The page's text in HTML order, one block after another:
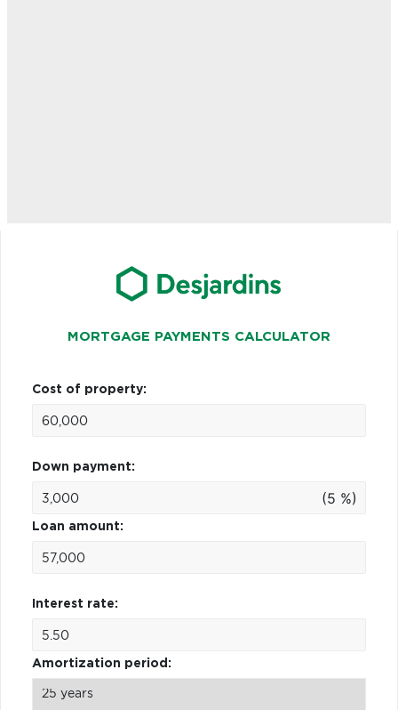
MORTGAGE PAYMENTS CALCULATOR
Cost of property:
Down payment:
(5 %)
Loan amount:
Interest rate:
Amortization period: